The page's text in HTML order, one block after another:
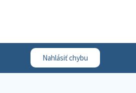
Nahlásiť chybu